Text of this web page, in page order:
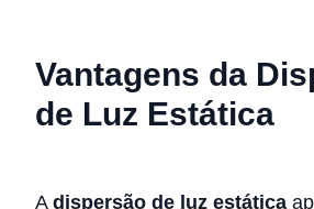
Vantagens da
de Luz Estática
A dispersão de luz estática